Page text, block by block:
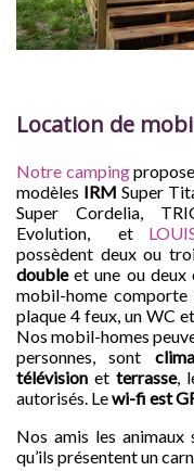
Location de
Notre camping
modèles IRM Super
Super Cordelia,
Evolution, et
possèdent deux ou
doubleet une ou deux
mobil-home
plaque 4 feux, un WC
Nos mobil-homes
personnes, sont
télévision etterrasse,
autorisés. Lewi-fi est
Nos amis les animaux
qu’ils présentent un